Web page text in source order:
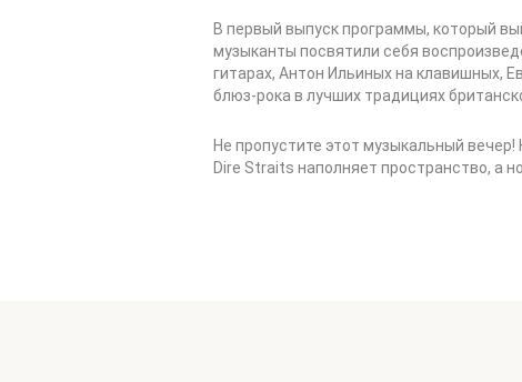
В первый выпуск программы, который
музыканты посвятили себя
гитарах, Антон Ильиных на клавишных,
блюз-рока в лучших традициях
Не пропустите этот музыкальный
Dire Straits наполняет пространство, а